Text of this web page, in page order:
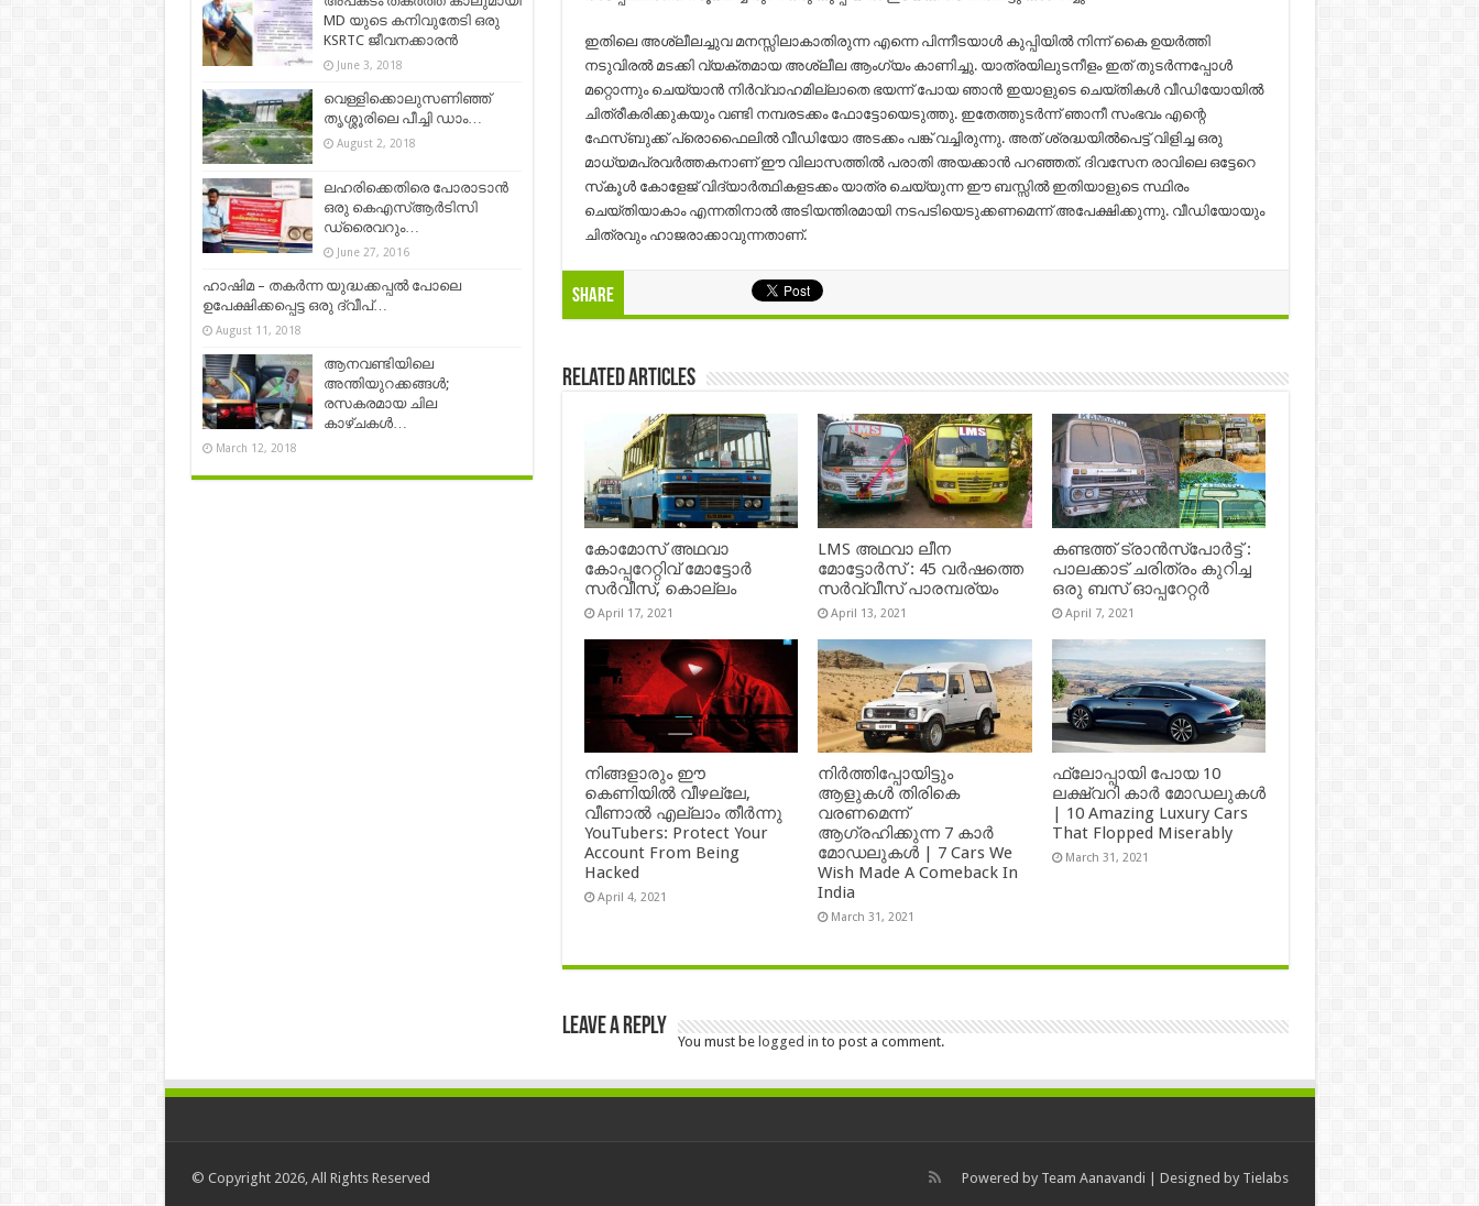
ഇതിലെ അശ്ലീലച്ചുവ മനസ്സിലാകാതിരുന്ന എന്നെ പിന്നീടയാൾ കുപ്പിയിൽ നിന്ന് കൈ ഉയർത്തി
നടുവിരൽ മടക്കി വ്യക്തമായ അശ്ലീല ആംഗ്യം കാണിച്ചു. യാത്രയിലുടനീളം ഇത് തുടർന്നപ്പോൾ
മറ്റൊന്നും ചെയ്യാൻ നിർവ്വാഹമില്ലാതെ ഭയന്ന് പോയ ഞാൻ ഇയാളുടെ ചെയ്തികൾ വീഡിയോയിൽ
ചിത്രീകരിക്കുകയും വണ്ടി നമ്പരടക്കം ഫോട്ടോയെടുത്തു. ഇതേത്തുടർന്ന് ഞാനീ സംഭവം എന്റെ
ഫേസ്‌ബുക്ക് പ്രൊഫൈലിൽ വീഡിയോ അടക്കം പങ്ക് വച്ചിരുന്നു. അത് ശ്രദ്ധയിൽപെട്ട് വിളിച്ച ഒരു
മാധ്യമപ്രവർത്തകനാണ് ഈ വിലാസത്തിൽ പരാതി അയക്കാൻ പറഞ്ഞത്. ദിവസേന രാവിലെ ഒട്ടേറെ
സ്‌കൂൾ കോളേജ് വിദ്യാർത്ഥികളടക്കം യാത്ര ചെയ്യുന്ന ഈ ബസ്സിൽ ഇതിയാളുടെ സ്ഥിരം
ചെയ്തിയാകാം എന്നതിനാൽ അടിയന്തിരമായി നടപടിയെടുക്കണമെന്ന് അപേക്ഷിക്കുന്നു. വീഡിയോയും
ചിത്രവും ഹാജരാക്കാവുന്നതാണ്.
Share
Related Articles
കോമോസ് അഥവാ
കോപ്പറേറ്റിവ് മോട്ടോര്‍
സര്‍വീസ്, കൊല്ലം
April 17, 2021
LMS അഥവാ ലീന
മോട്ടോർസ് : 45 വർഷത്തെ
സർവ്വീസ് പാരമ്പര്യം
April 13, 2021
കണ്ടത്ത് ട്രാൻസ്‌പോർട്ട് :
പാലക്കാട് ചരിത്രം കുറിച്ച
ഒരു ബസ് ഓപ്പറേറ്റർ
April 7, 2021
നിങ്ങളാരും ഈ
കെണിയിൽ വീഴല്ലേ,
വീണാൽ എല്ലാം തീർന്നു
YouTubers: Protect Your
Account From Being
Hacked
April 4, 2021
നിർത്തിപ്പോയിട്ടും
ആളുകൾ തിരികെ
വരണമെന്ന്
ആഗ്രഹിക്കുന്ന 7 കാർ
മോഡലുകൾ | 7 Cars We
Wish Made A Comeback In
India
March 31, 2021
ഫ്ലോപ്പായി പോയ 10
ലക്ഷ്വറി കാർ മോഡലുകൾ
| 10 Amazing Luxury Cars
That Flopped Miserably
March 31, 2021
Leave a Reply
You must be logged in to post a comment.
MD യുടെ കനിവുതേടി ഒരു
KSRTC ജീവനക്കാരൻ
June 3, 2018
വെള്ളിക്കൊലുസണിഞ്ഞ്
തൃശ്ശൂരിലെ പീച്ചി ഡാം…
August 2, 2018
ലഹരിക്കെതിരെ പോരാടാന്‍
ഒരു കെഎസ്ആര്‍ടിസി
ഡ്രൈവറും…
June 27, 2016
ഹാഷിമ – തകർന്ന യുദ്ധക്കപ്പൽ പോലെ
ഉപേക്ഷിക്കപ്പെട്ട ഒരു ദ്വീപ്…
August 11, 2018
ആനവണ്ടിയിലെ
അന്തിയുറക്കങ്ങൾ;
രസകരമായ ചില
കാഴ്ചകള്‍…
March 12, 2018
Powered by Team Aanavandi | Designed by Tielabs
© Copyright 2026, All Rights Reserved